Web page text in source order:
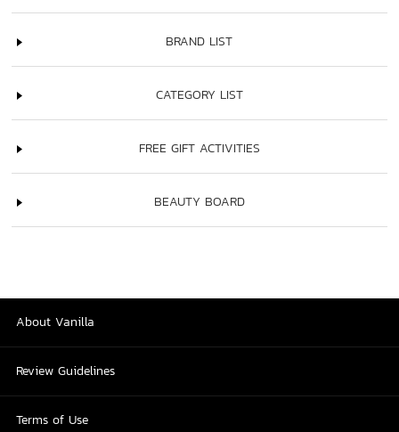
BRAND LIST
CATEGORY LIST
FREE GIFT ACTIVITIES
BEAUTY BOARD
About Vanilla
Review Guidelines
Terms of Use